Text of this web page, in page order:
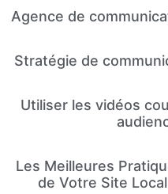
Agence de
Stratégie de
Utiliser les vidéos
Les Meilleures
de Votre Site